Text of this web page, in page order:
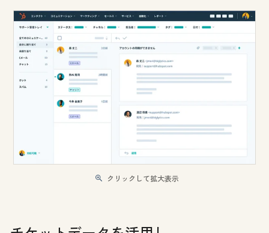
クリックして拡大表示